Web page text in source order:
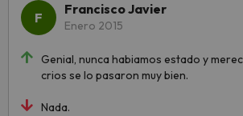
Francisco Javier
Enero 2015
Genial, nunca habiamos estado y
crios se lo pasaron muy bien.
Nada.